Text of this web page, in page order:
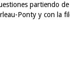
partiendo
Ponty y con la